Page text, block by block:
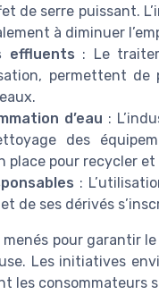
de serre puissant.
à diminuer
effluents : Le
permettent
d’eau :
des
place pour recycler
:
de ses dérivés
menés pour garantir
Les initiatives
les consommateurs